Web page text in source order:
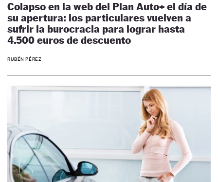
Colapso en la web del Plan Auto+ el día de
su apertura: los particulares vuelven a
sufrir la burocracia para lograr hasta
4.500 euros de descuento
RUBÉN PÉREZ